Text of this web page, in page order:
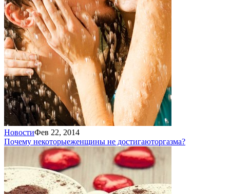
НовостиФев 22, 2014
Почему некоторыеженщины не достигаюторгазма?